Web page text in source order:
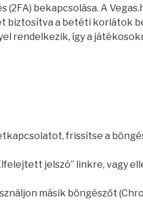
bekapcsolása. A
a betéti korlátok
rendelkezik, így a
frissítse a
jelszó” linkre, vagy
másik böngészőt